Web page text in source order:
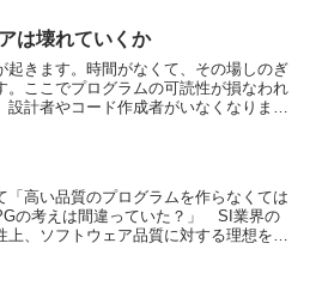
は壊れていくか
起きます。時間がなくて、その場しのぎ
。ここでプログラムの可読性が損なわれ
設計者やコード作成者がいなくなりま
「高い品質のプログラムを作らなくては
の考えは間違っていた？」 SI業界の
、ソフトウェア品質に対する理想を追